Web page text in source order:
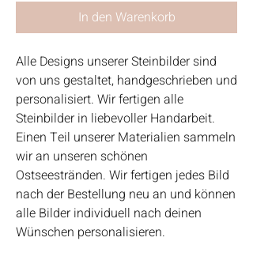
In den Warenkorb
Alle Designs unserer Steinbilder sind
von uns gestaltet, handgeschrieben und
personalisiert. Wir fertigen alle
Steinbilder in liebevoller Handarbeit.
Einen Teil unserer Materialien sammeln
wir an unseren schönen
Ostseestränden. Wir fertigen jedes Bild
nach der Bestellung neu an und können
alle Bilder individuell nach deinen
Wünschen personalisieren.